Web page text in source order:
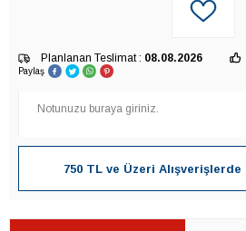
Planlanan Teslimat : 08.08.2026
Paylaş
750 TL ve Üzeri Alışverişlerde